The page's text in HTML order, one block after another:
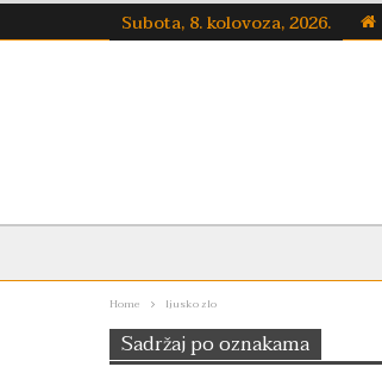
Subota, 8. kolovoza, 2026.
Home ljusko zlo
Sadržaj po oznakama